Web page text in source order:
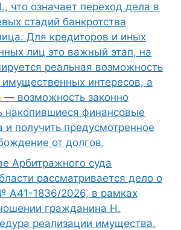
что означает переход дела в
стадий банкротства
Для кредиторов и иных
лиц это важный этап, на
реальная возможность
интересов, а
— возможность законно
накопившиеся финансовые
и получить предусмотренное
от долгов.
Арбитражного суда
рассматривается дело о
А41-1836/2026, в рамках
гражданина Н.
реализации имущества.